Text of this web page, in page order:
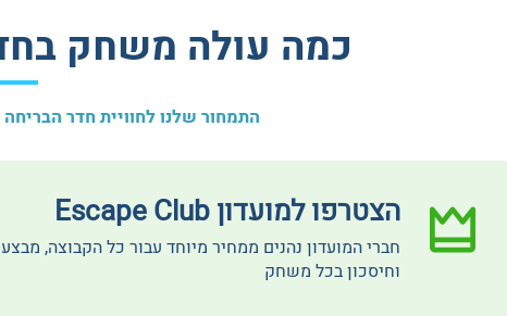
כמה עולה משחק בחדר
התמחור שלנו לחוויית חדר
הצטרפו למועדון Escape Club
חברי המועדון נהנים ממחיר מיוחד עבור כל הקבוצה,
וחיסכון בכל משחק